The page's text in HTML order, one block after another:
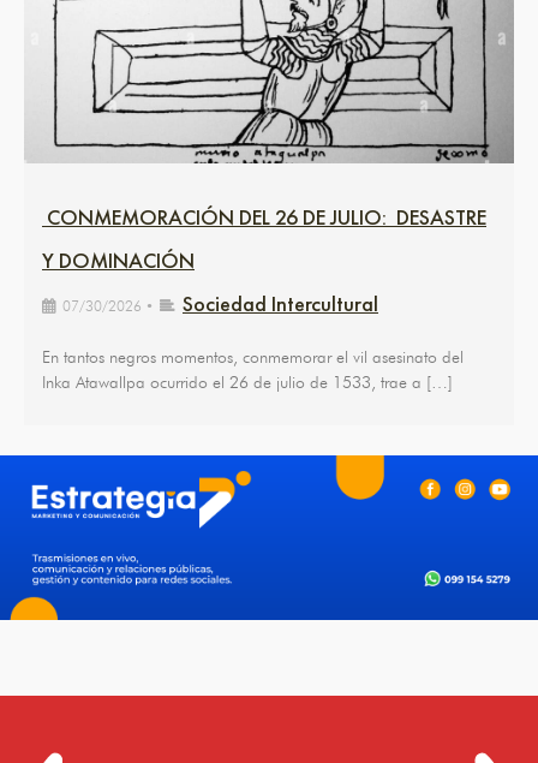
CONMEMORACIÓN DEL 26 DE JULIO: DESASTRE
Y DOMINACIÓN
07/30/2026 • Sociedad Intercultural
En tantos negros momentos, conmemorar el vil asesinato del
Inka Atawallpa ocurrido el 26 de julio de 1533, trae a […]